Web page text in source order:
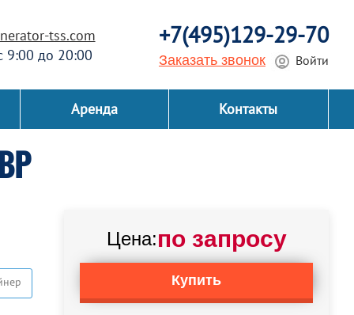
tss.com
9:00 до 20:00
+7(495)129-29-70
Заказать звонок Войти
Аренда Контакты
Цена:по запросу
Купить